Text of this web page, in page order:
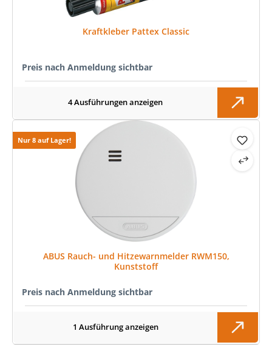
Kraftkleber Pattex Classic
Preis nach Anmeldung sichtbar
4 Ausführungen anzeigen
Nur 8 auf Lager!
ABUS Rauch- und Hitzewarnmelder RWM150,
Kunststoff
Preis nach Anmeldung sichtbar
1 Ausführung anzeigen